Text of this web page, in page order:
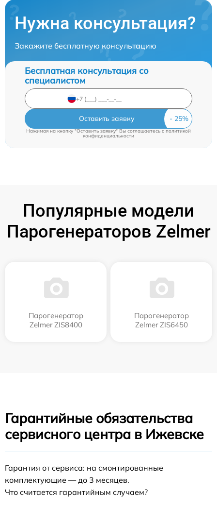
Нужна консультация?
Закажите бесплатную консультацию
Бесплатная консультация со
специалистом
Оставить заявку
Нажимая на кнопку "Оставить заявку" Вы соглашаетесь c политикой
конфиденциальности
Популярные модели
Парогенераторов Zelmer
Парогенератор
Zelmer ZIS8400
Парогенератор
Zelmer ZIS6450
Гарантийные обязательства
сервисного центра в Ижевске
Гарантия от сервиса: на смонтированные
комплектующие — до 3 месяцев.
Что считается гарантийным случаем?